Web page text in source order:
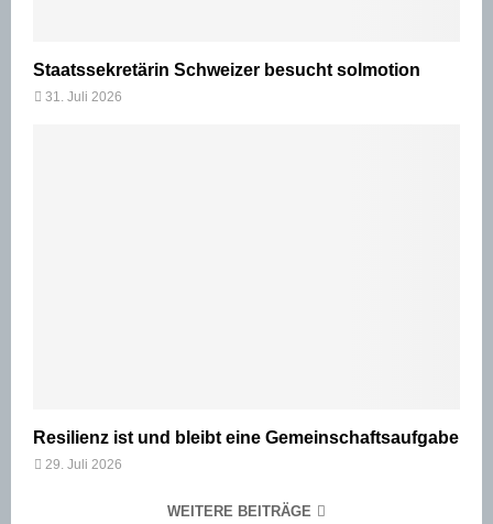
Staatssekretärin Schweizer besucht solmotion
31. Juli 2026
Resilienz ist und bleibt eine Gemeinschaftsaufgabe
29. Juli 2026
WEITERE BEITRÄGE